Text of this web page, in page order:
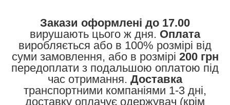
Закази оформлені до 17.00
вирушають цього ж дня. Оплата
виробляється або в 100% розмірі від
суми замовлення, або в розмірі 200 грн
передоплати з подальшою оплатою під
час отримання. Доставка
транспортними компаніями 1-3 дні,
доставку оплачує одержувач (крім